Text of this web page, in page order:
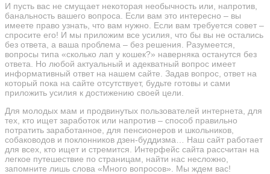
И пусть вас не смущает некоторая необычность или, напротив,
банальность вашего вопроса. Если вам это интересно – вы
имеете право узнать, что вам нужно. Если вам требуется совет –
спросите его! И мы приложим все усилия, что бы вы не остались
без ответа, а ваша проблема – без решения. Разумеется,
вопросы типа «сколько лап у кошек?» наверняка останутся без
ответа. Но любой актуальный и адекватный вопрос имеет
информативный ответ на нашем сайте. Задав вопрос, ответ на
который пока на сайте отсутствует, будьте готовы и сами
приложить усилия к достижению своей цели.
Для молодых мам и продвинутых пользователей интернета, для
тех, кто ищет заработок или напротив – способ правильно
потратить заработанное, для пенсионеров и школьников,
собаководов и поклонников дзен-буддизма… Наш сайт работает
для всех, кто ищет и стремится. Интерфейс сайта рассчитан на
легкое путешествие по страницам, найти нас несложно,
запомните лишь слова «Много вопросов». Мы ждем вас!